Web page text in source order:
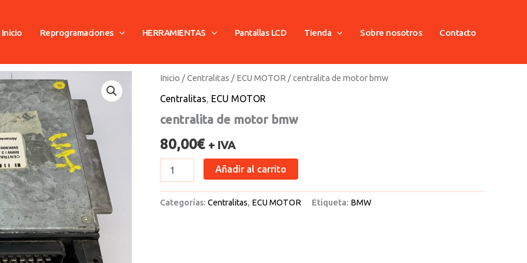
Inicio Reprogramaciones HERRAMIENTAS Pantallas LCD Tienda Sobre nosotros Contacto
Inicio /Centralitas / ECU MOTOR / centralita de motor bmw
Centralitas, ECU MOTOR
centralita de motor bmw
80,00€ + IVA
centralita
motor
cantidad
Añadir al carrito
Categorías: Centralitas, ECU MOTOR Etiqueta: BMW